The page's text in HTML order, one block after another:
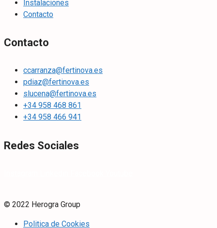
Instalaciones
Contacto
Contacto
ccarranza@fertinova.es
pdiaz@fertinova.es
slucena@fertinova.es
+34 958 468 861
+34 958 466 941
Redes Sociales
© 2022 Herogra Group
Politica de Cookies